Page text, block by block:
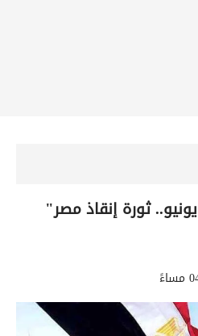
اليوم.. عرض فيلم "30 يونيو.. ثورة إنقاذ مصر"